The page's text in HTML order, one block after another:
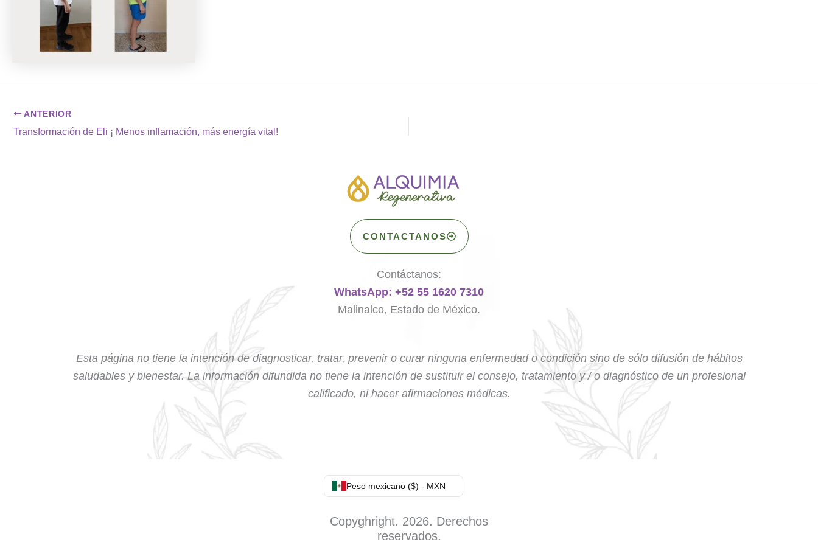
ANTERIOR
Transformación de Eli ¡ Menos inflamación, más energía vital!
CONTACTANOS
Contáctanos:
WhatsApp: +52 55 1620 7310
Malinalco, Estado de México.
Esta página no tiene la intención de diagnosticar, tratar, prevenir o curar ninguna enfermedad o condición sino de sólo difusión de hábitos
saludables y bienestar. La información difundida no tiene la intención de sustituir el consejo, tratamiento y / o diagnóstico de un profesional
calificado, ni hacer afirmaciones médicas.
Peso mexicano ($) - MXN
Copyghright. 2026. Derechos
reservados.